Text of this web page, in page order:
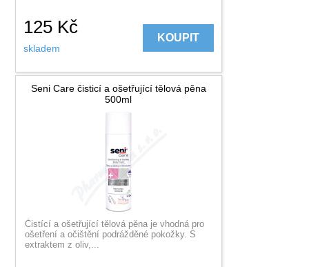
125 Kč
skladem
KOUPIT
Seni Care čisticí a ošetřující tělová pěna
500ml
Čistící a ošetřující tělová pěna je vhodná pro
ošetření a očištění podrážděné pokožky. S
extraktem z oliv,...